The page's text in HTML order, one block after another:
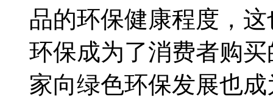
品的环保健康程度，
环保成为了消费者购
家向绿色环保发展也